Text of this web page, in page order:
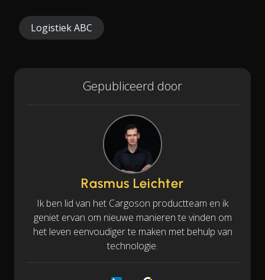
Logistiek ABC
Gepubliceerd door
Rasmus Leichter
Ik ben lid van het Cargoson productteam en ik
geniet ervan om nieuwe manieren te vinden om
het leven eenvoudiger te maken met behulp van
technologie.